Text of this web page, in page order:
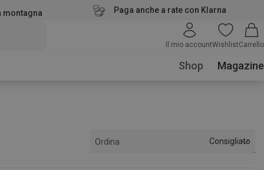
montagna Paga anche a rate con Klarna
Il mio accountWishlistCarrello
Shop Magazine
Ordina Consigliato